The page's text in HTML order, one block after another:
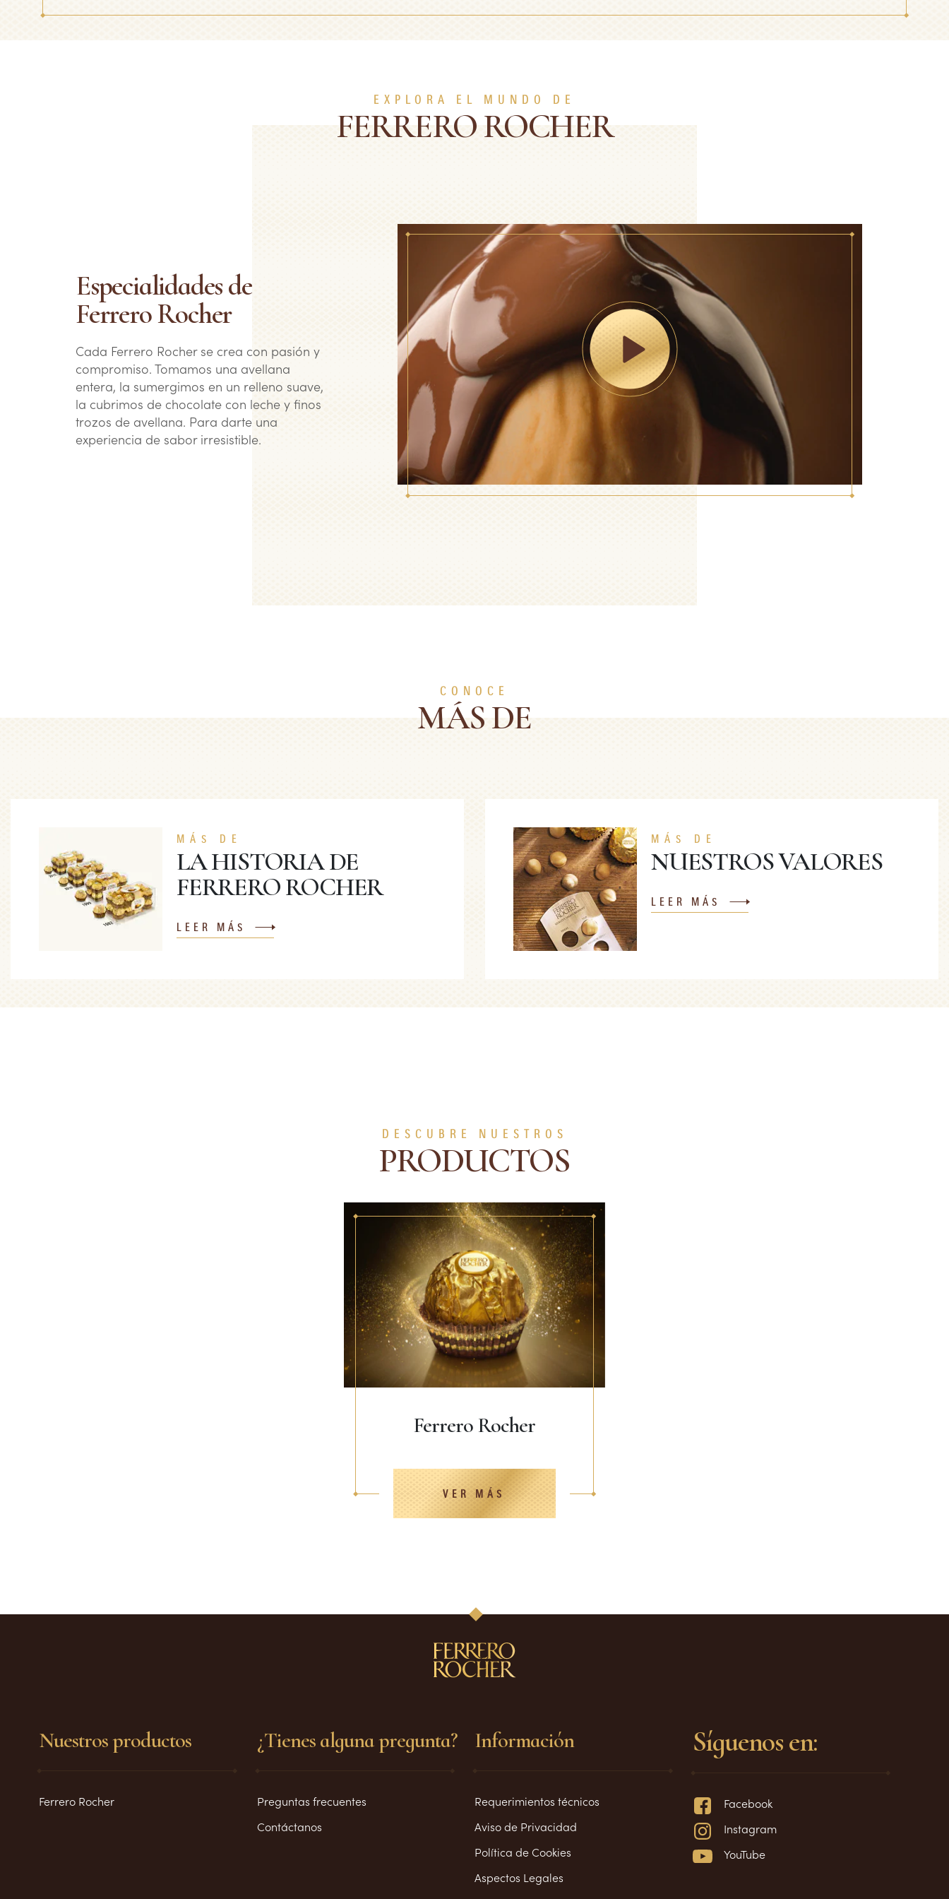
EXPLORA EL MUNDO DE
FERRERO ROCHER
Especialidades de
Ferrero Rocher
Cada Ferrero Rocher se crea con pasión y
compromiso. Tomamos una avellana
entera, la sumergimos en un relleno suave,
la cubrimos de chocolate con leche y finos
trozos de avellana. Para darte una
experiencia de sabor irresistible.
CONOCE
MÁS DE
MÁS DE
LA HISTORIA DE
FERRERO ROCHER
LEER MÁS
MÁS DE
NUESTROS VALORES
LEER MÁS
DESCUBRE NUESTROS
PRODUCTOS
Ferrero Rocher
VER MÁS
Nuestros productos
Ferrero Rocher
¿Tienes alguna pregunta?
Preguntas frecuentes
Contáctanos
Información
Requerimientos técnicos
Aviso de Privacidad
Política de Cookies
Aspectos Legales
Síguenos en:
Facebook
Instagram
YouTube